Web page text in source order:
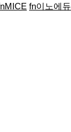
fn이노에듀